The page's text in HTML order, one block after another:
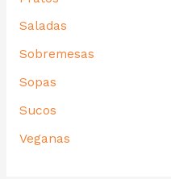
Saladas
Sobremesas
Sopas
Sucos
Veganas